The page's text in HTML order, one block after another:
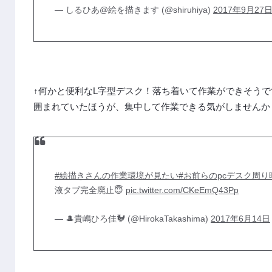
— しるひあ@絵を描きます (@shiruhiya) 2017年9月27日
↑何かと便利なL字型デスク！落ち着いて作業ができそうで
囲まれていたほうが、集中して作業できる気がしませんか
#絵描きさんの作業環境が見たい#お前らのpcデスク周り
液タブ完全廃止😇 pic.twitter.com/CKeEmQ43Pp
— 🎩貴嶋ひろ佳🐓 (@HirokaTakashima) 2017年6月14日